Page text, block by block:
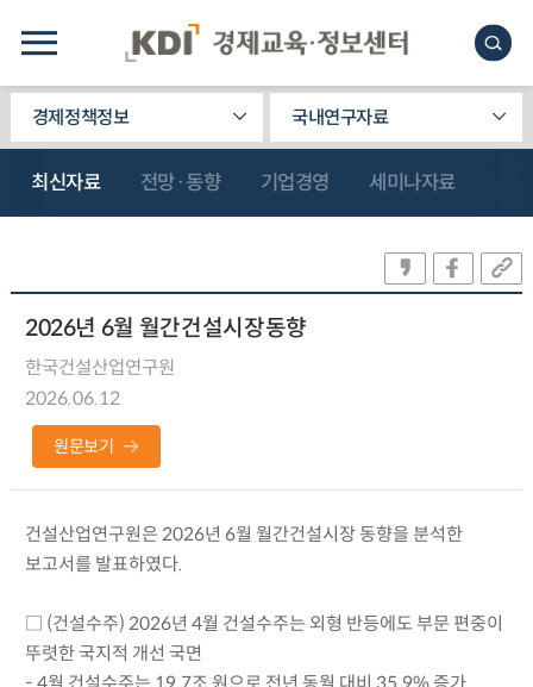
경제정책정보 국내연구자료
최신자료 전망·동향 기업경영 세미나자료
2026년 6월 월간건설시장동향
한국건설산업연구원
2026.06.12
원문보기
건설산업연구원은 2026년 6월 월간건설시장 동향을 분석한
보고서를 발표하였다.
□ (건설수주) 2026년 4월 건설수주는 외형 반등에도 부문 편중이
뚜렷한 국지적 개선 국면
- 4월 건설수주는 19.7조 원으로 전년 동월 대비 35.9% 증가